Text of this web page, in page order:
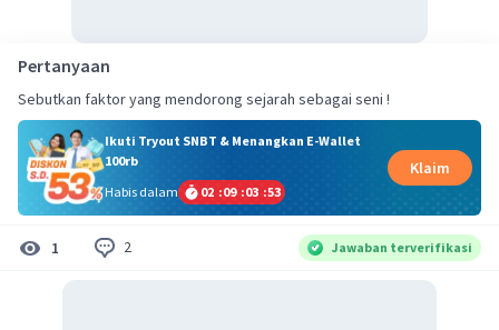
Pertanyaan
Sebutkan faktor yang mendorong sejarah sebagai seni !
Ikuti Tryout SNBT & Menangkan E-Wallet
100rb
Habis dalam
02 :09 :03 :53
Klaim
1 2 Jawaban terverifikasi